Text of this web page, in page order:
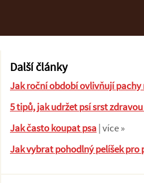
Další články
Jak roční období ovlivňují pachy
5 tipů, jak udržet psí srst
Jak často koupat psa| více »
Jak vybrat pohodlný pelíšek pro